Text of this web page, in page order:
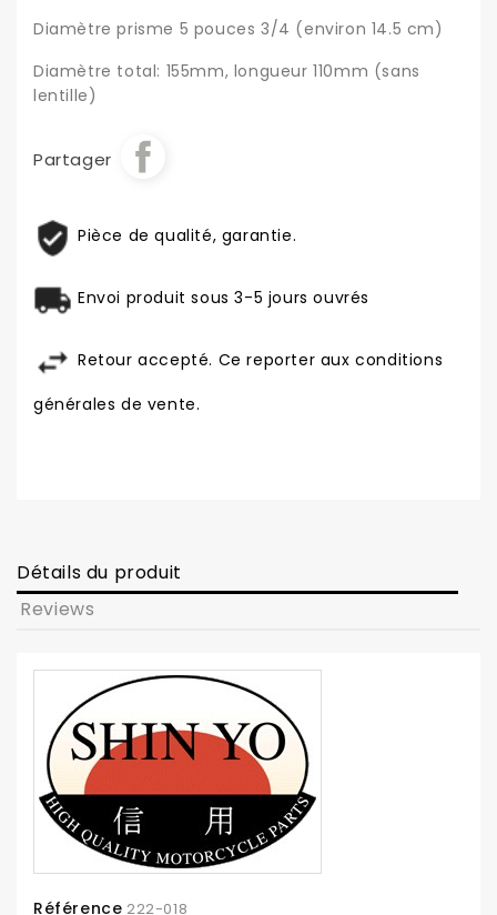
Diamètre prisme 5 pouces 3/4 (environ 14.5 cm)
Diamètre total: 155mm, longueur 110mm (sans
lentille)
Partager
Pièce de qualité, garantie.
Envoi produit sous 3-5 jours ouvrés
Retour accepté. Ce reporter aux conditions
générales de vente.
Détails du produit
Reviews
Référence 222-018